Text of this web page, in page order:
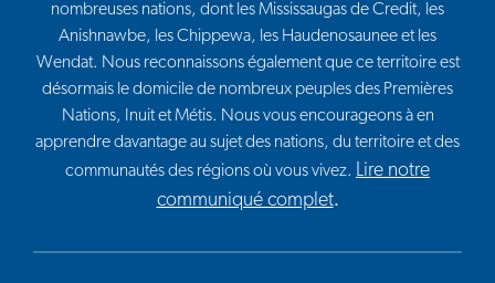
nombreuses nations, dont les Mississaugas de Credit, les
Anishnawbe, les Chippewa, les Haudenosaunee et les
Wendat. Nous reconnaissons également que ce territoire est
désormais le domicile de nombreux peuples des Premières
Nations, Inuit et Métis. Nous vous encourageons à en
apprendre davantage au sujet des nations, du territoire et des
communautés des régions où vous vivez. Lire notre
communiqué complet.